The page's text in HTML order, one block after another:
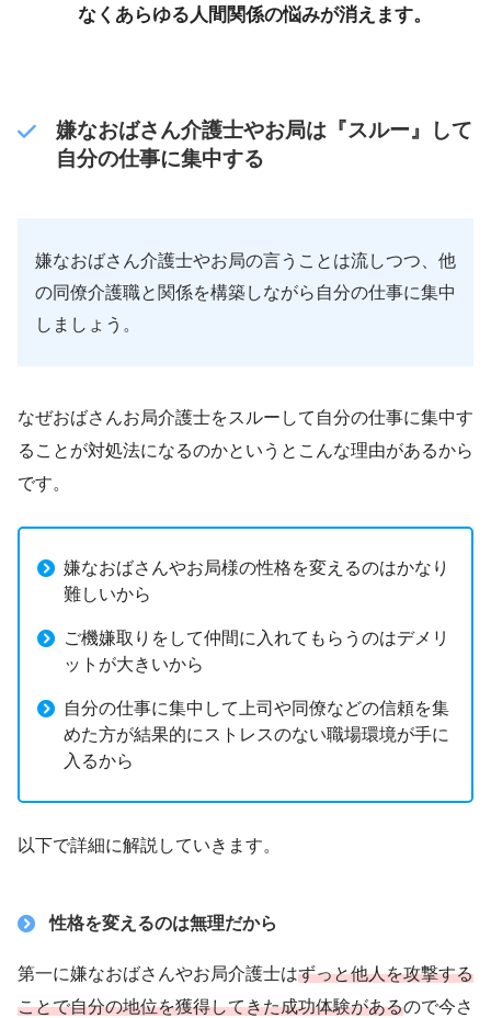
なくあらゆる人間関係の悩みが消えます。
嫌なおばさん介護士やお局は『スルー』して
自分の仕事に集中する
嫌なおばさん介護士やお局の言うことは流しつつ、他
の同僚介護職と関係を構築しながら自分の仕事に集中
しましょう。
なぜおばさんお局介護士をスルーして自分の仕事に集中す
ることが対処法になるのかというとこんな理由があるから
です。
嫌なおばさんやお局様の性格を変えるのはかなり
難しいから
ご機嫌取りをして仲間に入れてもらうのはデメリ
ットが大きいから
自分の仕事に集中して上司や同僚などの信頼を集
めた方が結果的にストレスのない職場環境が手に
入るから
以下で詳細に解説していきます。
性格を変えるのは無理だから
第一に嫌なおばさんやお局介護士はずっと他人を攻撃する
ことで自分の地位を獲得してきた成功体験があるので今さ